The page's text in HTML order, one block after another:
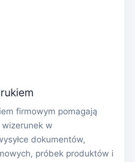
firmowym pomagają
w
dokumentów,
próbek produktów i